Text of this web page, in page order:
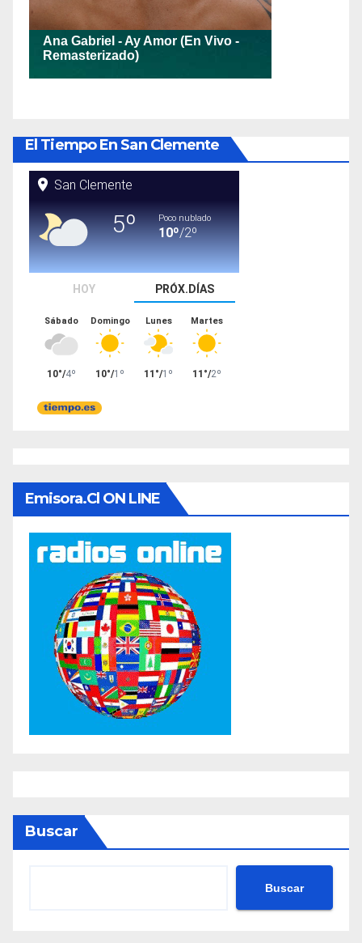
El Tiempo En San Clemente
Emisora.cl ON LINE
Buscar
Buscar